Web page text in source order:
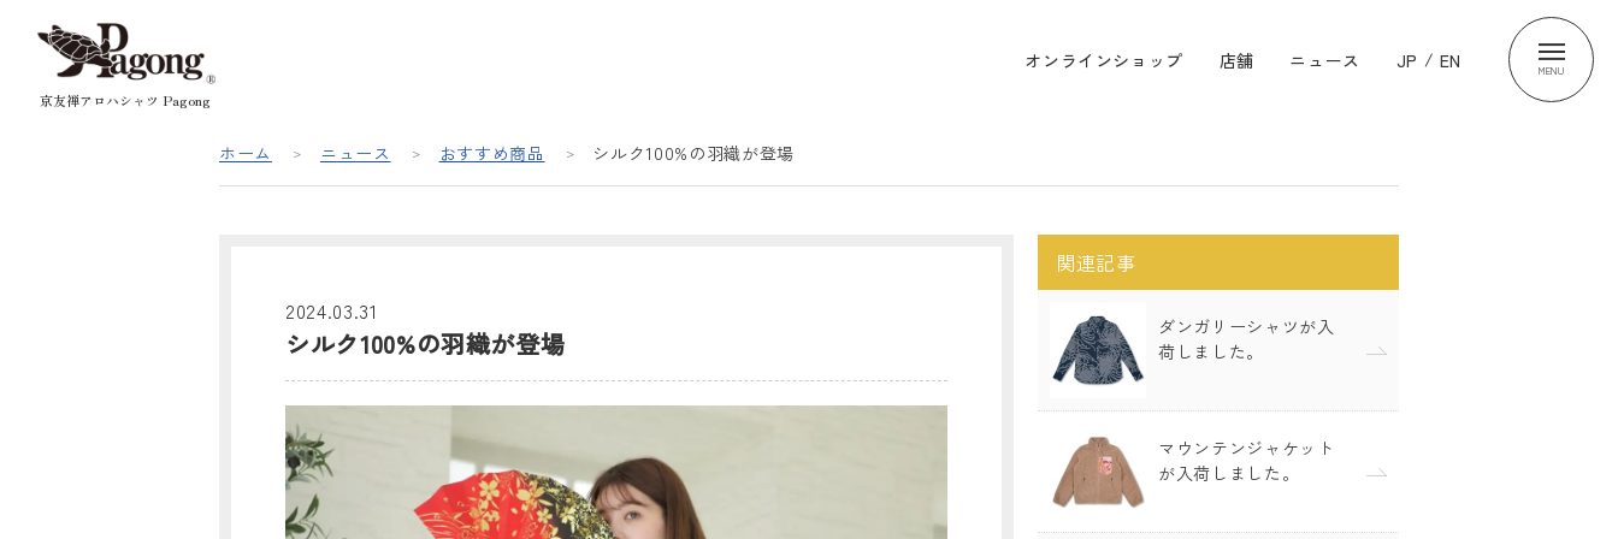
京友禅アロハシャツ Pagong
オンラインショップ 店舗 ニュース JP / EN MENU
ホーム ニュース おすすめ商品 シルク100%の羽織が登場
2024.03.31
シルク100%の羽織が登場
関連記事
ダンガリーシャツが入
荷しました。
マウンテンジャケット
が入荷しました。